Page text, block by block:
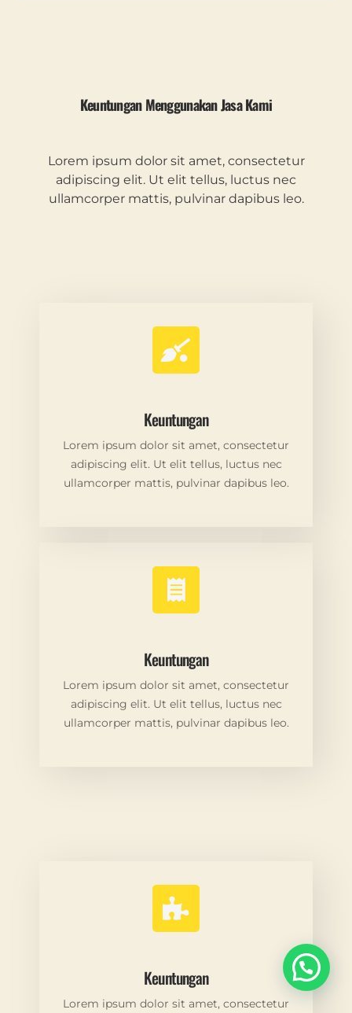
Keuntungan Menggunakan Jasa Kami
Lorem ipsum dolor sit amet, consectetur
adipiscing elit. Ut elit tellus, luctus nec
ullamcorper mattis, pulvinar dapibus leo.
Keuntungan
Lorem ipsum dolor sit amet, consectetur
adipiscing elit. Ut elit tellus, luctus nec
ullamcorper mattis, pulvinar dapibus leo.
Keuntungan
Lorem ipsum dolor sit amet, consectetur
adipiscing elit. Ut elit tellus, luctus nec
ullamcorper mattis, pulvinar dapibus leo.
Keuntungan
Lorem ipsum dolor sit amet, consectetur